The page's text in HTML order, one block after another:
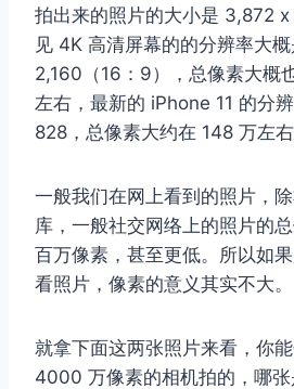
拍出来的照片的大小是 3,872
见 4K 高清屏幕的的分辨率大
2,160（16：9），总像素大概
左右，最新的 iPhone 11 的分
828，总像素大约在 148 万左右
一般我们在网上看到的照片，
库，一般社交网络上的照片的
百万像素，甚至更低。所以如
看照片，像素的意义其实不大。
就拿下面这两张照片来看，你
4000 万像素的相机拍的，哪